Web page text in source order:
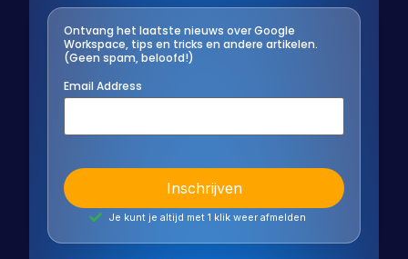
Ontvang het laatste nieuws over Google
Workspace, tips en tricks en andere artikelen.
(Geen spam, beloofd!)
Email Address
Je kunt je altijd met 1 klik weer afmelden